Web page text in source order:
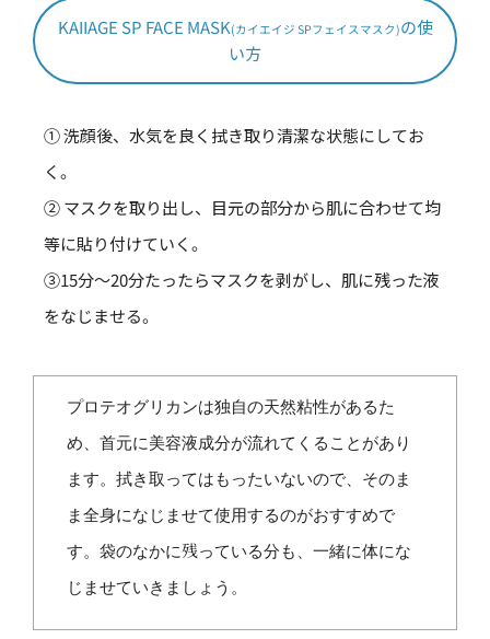
KAIIAGE SP FACE MASK(カイエイジ SPフェイスマスク)の使
い方
① 洗顔後、水気を良く拭き取り清潔な状態にしてお
く。
② マスクを取り出し、目元の部分から肌に合わせて均
等に貼り付けていく。
③15分～20分たったらマスクを剥がし、肌に残った液
をなじませる。
プロテオグリカンは独自の天然粘性があるた
め、首元に美容液成分が流れてくることがあり
ます。拭き取ってはもったいないので、そのま
ま全身になじませて使用するのがおすすめで
す。袋のなかに残っている分も、一緒に体にな
じませていきましょう。